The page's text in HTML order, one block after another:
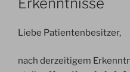
Liebe Patientenbesitzer,
nach derzeitigem